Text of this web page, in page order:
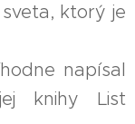
ktorý je
napísal
knihy List